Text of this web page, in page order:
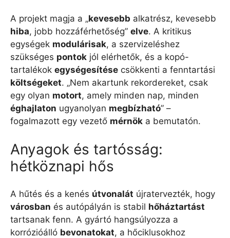
A projekt magja a „kevesebb alkatrész, kevesebb
hiba, jobb hozzáférhetőség” elve. A kritikus
egységek modulárisak, a szervizeléshez
szükséges pontok jól elérhetők, és a kopó-
tartalékok egységesítése csökkenti a fenntartási
költségeket. „Nem akartunk rekordereket, csak
egy olyan motort, amely minden nap, minden
éghajlaton ugyanolyan megbízható” –
fogalmazott egy vezető mérnök a bemutatón.
Anyagok és tartósság:
hétköznapi hős
A hűtés és a kenés útvonalát újratervezték, hogy
városban és autópályán is stabil hőháztartást
tartsanak fenn. A gyártó hangsúlyozza a
korrózióálló bevonatokat, a hőciklusokhoz